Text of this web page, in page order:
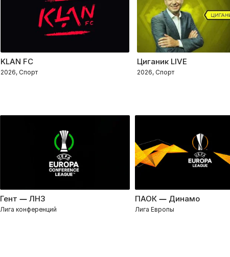
KLAN FC
2026, Спорт
Циганик LIVE
2026, Спорт
Гент — ЛНЗ
Лига конференций
ПАОК — Динамо
Лига Европы